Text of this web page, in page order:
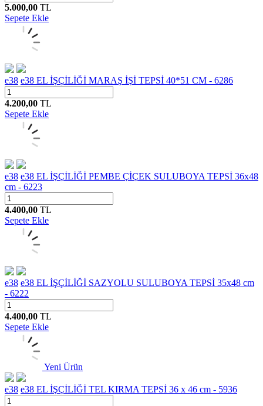
5.000,00 TL
Sepete Ekle
e38 e38 EL İŞÇİLİĞİ MARAŞ İŞİ TEPSİ 40*51 CM - 6286
4.200,00 TL
Sepete Ekle
e38 e38 EL İŞÇİLİĞİ PEMBE ÇİÇEK SULUBOYA TEPSİ 36x48
cm - 6223
4.400,00 TL
Sepete Ekle
e38 e38 EL İŞÇİLİĞİ SAZYOLU SULUBOYA TEPSİ 35x48 cm
- 6222
4.400,00 TL
Sepete Ekle
Yeni Ürün
e38 e38 EL İŞÇİLİĞİ TEL KIRMA TEPSİ 36 x 46 cm - 5936